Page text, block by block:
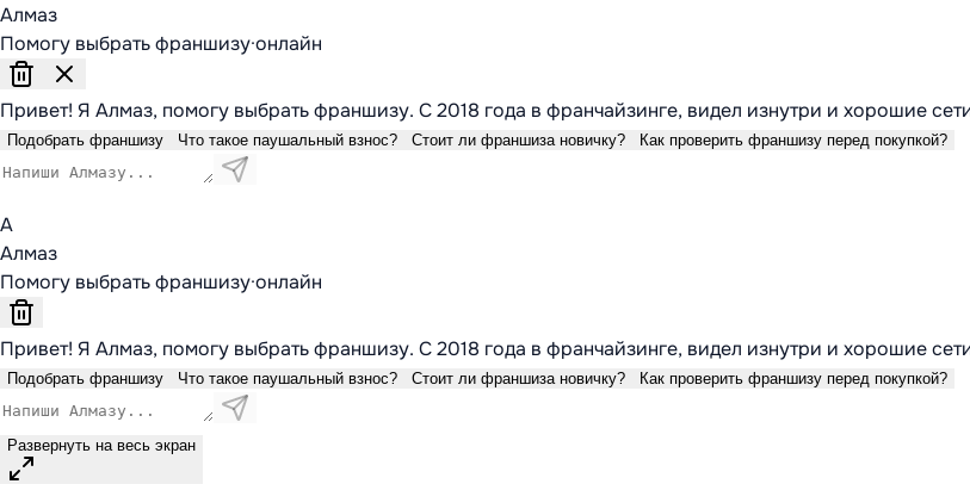
Алмаз
Помогу выбрать франшизу·онлайн
Привет! Я Алмаз, помогу выбрать франшизу. С 2018 года в франчайзинге, видел изнутри и хорошие
Подобрать франшизу Что такое паушальный взнос? Стоит ли франшиза новичку? Как проверить франшизу перед покупкой?
А
Алмаз
Помогу выбрать франшизу·онлайн
Привет! Я Алмаз, помогу выбрать франшизу. С 2018 года в франчайзинге, видел изнутри и хорошие
Подобрать франшизу Что такое паушальный взнос? Стоит ли франшиза новичку? Как проверить франшизу перед покупкой?
Развернуть на весь экран